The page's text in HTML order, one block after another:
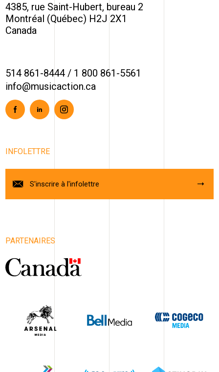
4385, rue Saint-Hubert, bureau 2
Montréal (Québec) H2J 2X1
Canada
514 861-8444 / 1 800 861-5561
info@musicaction.ca
FacebookLinkedinInstagram
INFOLETTRE
S'inscrire à l'infolettre
PARTENAIRES